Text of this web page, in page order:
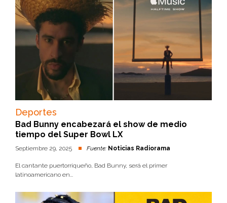
Deportes
Bad Bunny encabezará el show de medio
tiempo del Super Bowl LX
Septiembre 29, 2025 Fuente: Noticias Radiorama
El cantante puertorriqueño, Bad Bunny, será el primer
latinoamericano en...